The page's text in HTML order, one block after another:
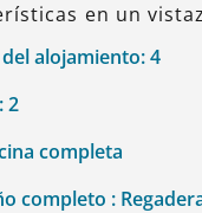
en un
alojamiento:4
2
completa
completo :